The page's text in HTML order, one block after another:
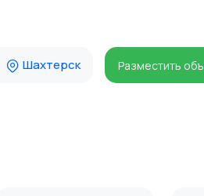
Шахтерск Разместить